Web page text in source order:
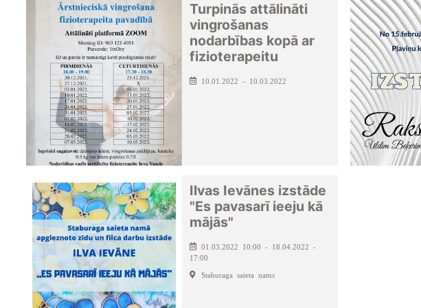
Turpinās attālināti
vingrošanas
nodarbības kopā ar
fizioterapeitu
10.01.2022 - 10.03.2022
Ilvas Ievānes izstāde
"Es pavasarī ieeju kā
mājās"
01.03.2022 10:00 - 18.04.2022 -
17:00
Staburaga saieta nams